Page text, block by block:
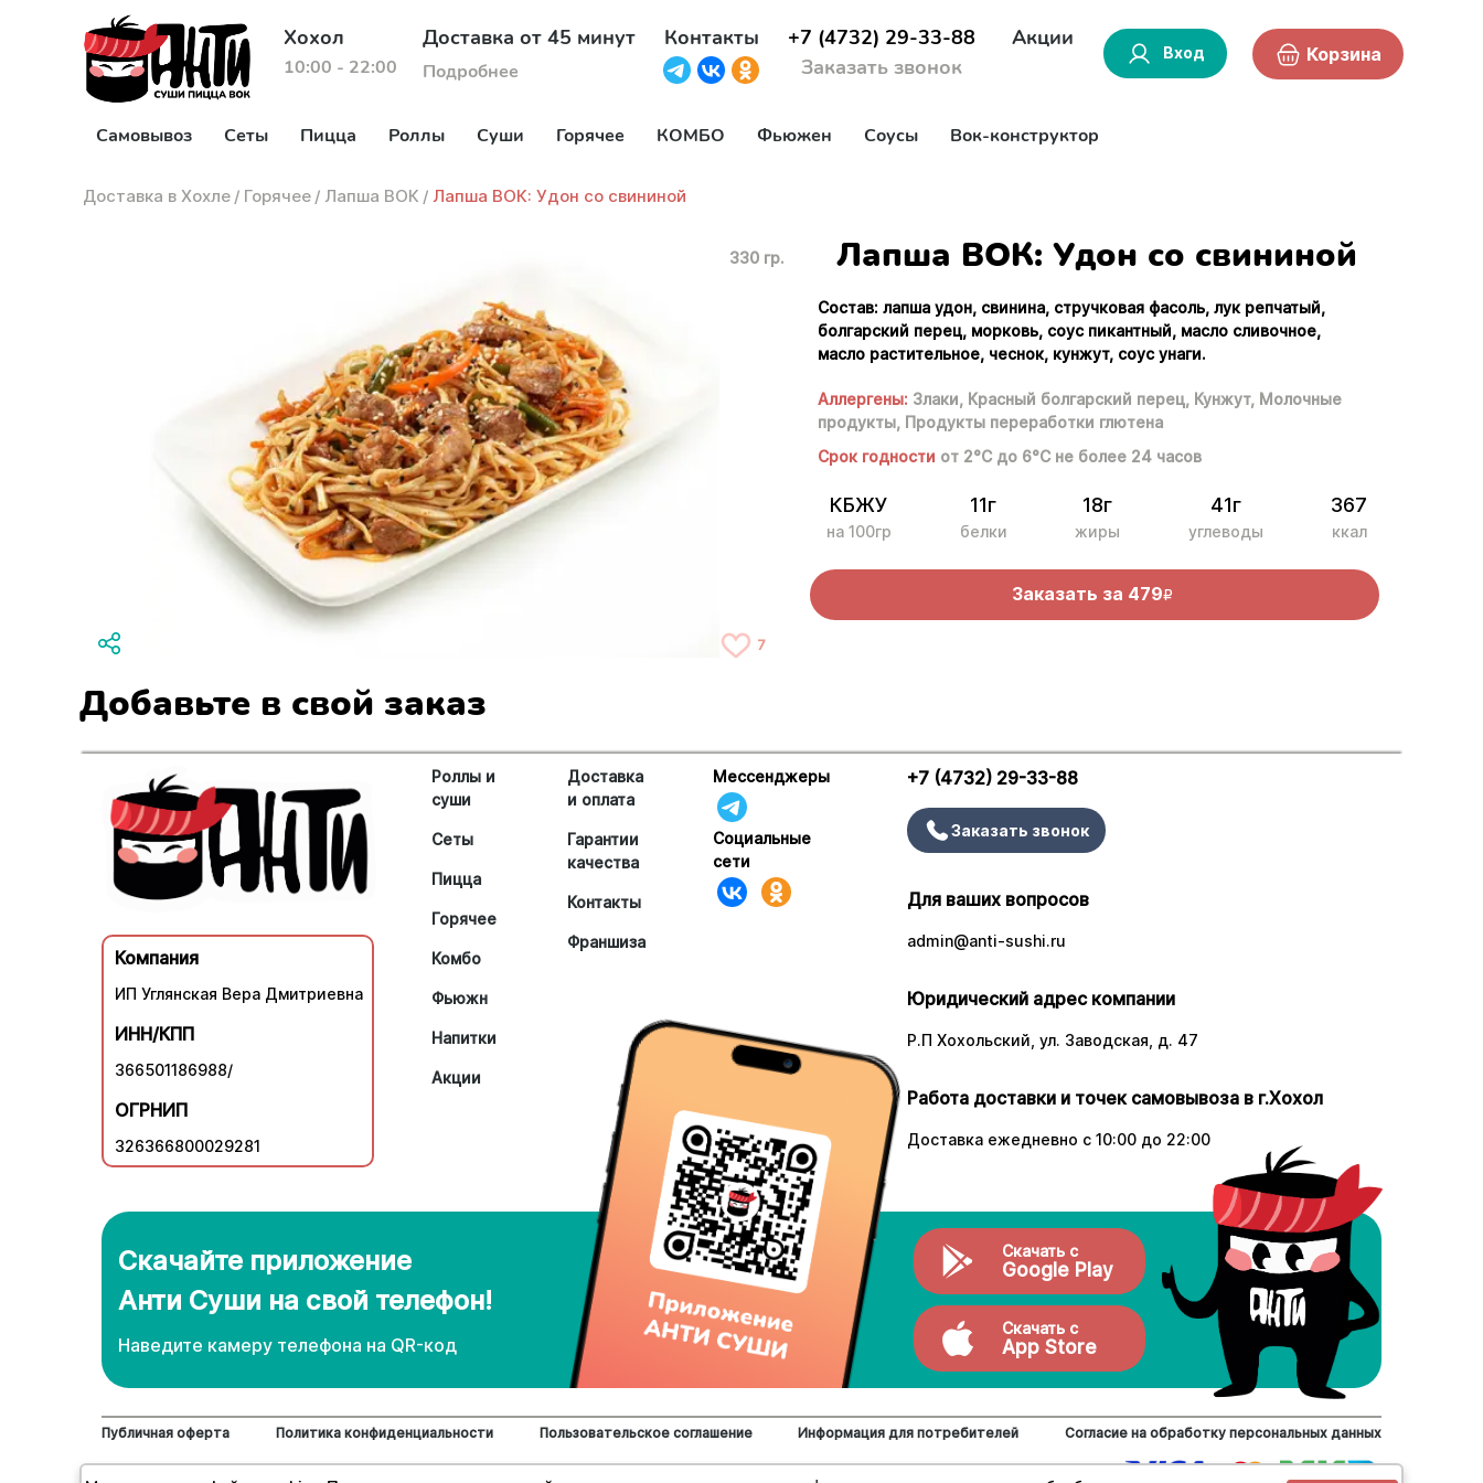
Хохол
10:00 - 22:00
Доставка от 45 минут
Подробнее
Контакты
+7 (4732) 29-33-88
Заказать звонок
Акции
Вход Корзина
Самовывоз Сеты Пицца Роллы Суши Горячее КОМБО Фьюжен Соусы Вок-конструктор
Доставка в Хохле / Горячее / Лапша ВОК / Лапша ВОК: Удон со свининой
330 гр.
7
Лапша ВОК: Удон со свининой
Состав: лапша удон, свинина, стручковая фасоль, лук репчатый,
болгарский перец, морковь, соус пикантный, масло сливочное,
масло растительное, чеснок, кунжут, соус унаги.
Аллергены: Злаки, Красный болгарский перец, Кунжут, Молочные
продукты, Продукты переработки глютена
Срок годности от 2°С до 6°С не более 24 часов
КБЖУ
на 100гр
11г
белки
18г
жиры
41г
углеводы
367
ккал
Заказать за 479R
Добавьте в свой заказ
Компания
ИП Углянская Вера Дмитриевна
ИНН/КПП
366501186988/
ОГРНИП
326366800029281
Роллы и
суши
Сеты
Пицца
Горячее
Комбо
Фьюжн
Напитки
Акции
Доставка
и оплата
Гарантии
качества
Контакты
Франшиза
Мессенджеры
Социальные
сети
+7 (4732) 29-33-88
Заказать звонок
Для ваших вопросов
admin@anti-sushi.ru
Юридический адрес компании
Р.П Хохольский, ул. Заводская, д. 47
Работа доставки и точек самовывоза в г.Хохол
Доставка ежедневно с 10:00 до 22:00
Скачайте приложение
Анти Суши на свой телефон!
Наведите камеру телефона нa QR-код
Скачать с
Google Play
Скачать с
App Store
Публичная оферта Политика конфиденциальности Пользовательское соглашение Информация для потребителей Согласие на обработку персональных данных